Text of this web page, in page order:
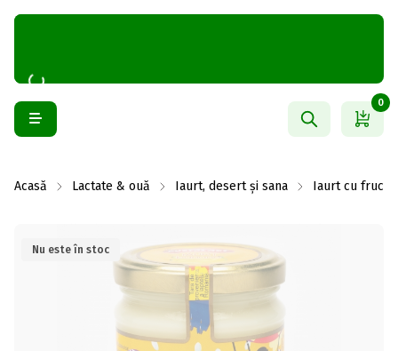
0
Acasă Lactate & ouă Iaurt, desert și sana Iaurt cu fructe
Nu este în stoc